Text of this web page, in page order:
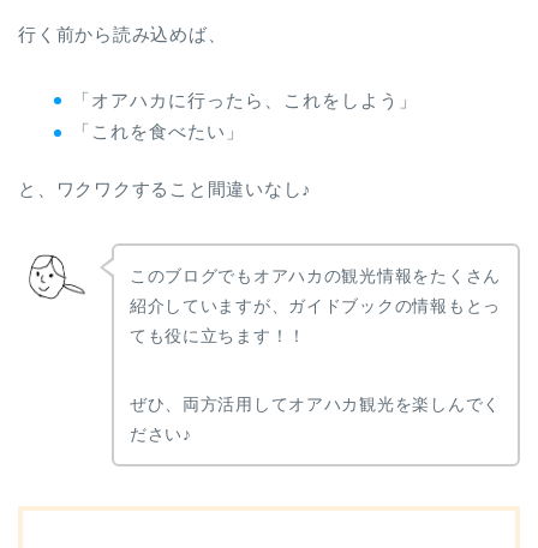
行く前から読み込めば、
「オアハカに行ったら、これをしよう」
「これを食べたい」
と、ワクワクすること間違いなし♪
このブログでもオアハカの観光情報をたくさん
紹介していますが、ガイドブックの情報もとっ
ても役に立ちます！！
ぜひ、両方活用してオアハカ観光を楽しんでく
ださい♪